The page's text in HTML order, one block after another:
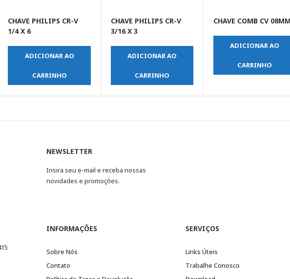
CHAVE PHILIPS CR-V
1/4 X 6
ADICIONAR AO
CARRINHO
CHAVE PHILIPS CR-V
3/16 X 3
ADICIONAR AO
CARRINHO
CHAVE COMB CV 08MM
ADICIONAR AO
CARRINHO
NEWSLETTER
Insira seu e-mail e receba nossas
novidades e promoções.
INFORMAÇÕES
Sobre Nós
Contato
SERVIÇOS
Links Úteis
Trabalhe Conosco